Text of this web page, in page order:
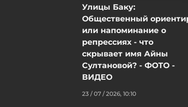
Улицы Баку:
Общественный
или напоминание о
репрессиях - что
скрывает имя Айны
Султановой? - ФОТО -
ВИДЕО
23 / 07 / 2026, 10:10